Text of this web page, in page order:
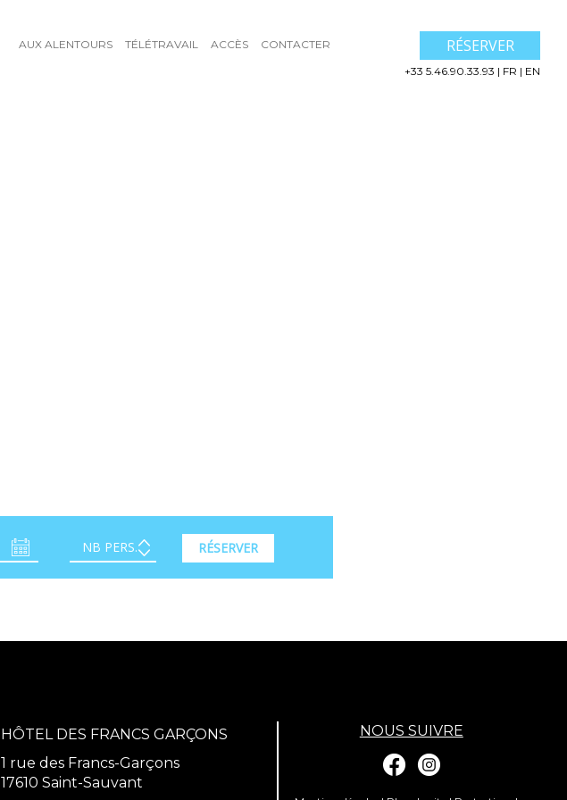
AUX ALENTOURS TÉLÉTRAVAIL ACCÈS CONTACTER RÉSERVER
+33 5.46.90.33.93 | FR | EN
RÉSERVER
HÔTEL DES FRANCS GARÇONS
1 rue des Francs-Garçons
17610 Saint-Sauvant
NOUS SUIVRE